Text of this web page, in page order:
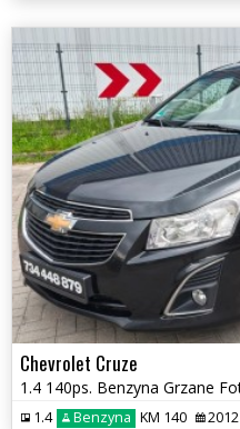
Chevrolet Cruze
1.4 Benzyna KM 140 2012